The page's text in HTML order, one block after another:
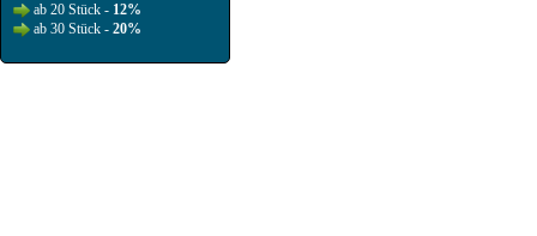
ab 20 Stück - 12%
ab 30 Stück - 20%